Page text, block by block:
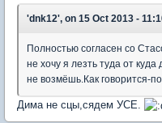
'dnk12', on 15 Oct 2013 -
Полностью согласен со
не хочу я лезть туда от
не возмёшь.Как говорится-
Дима не сцы,сядем УСЕ.